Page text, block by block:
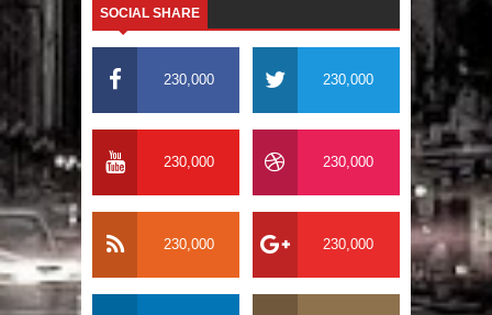
SOCIAL SHARE
230,000 230,000
230,000 230,000
230,000 230,000